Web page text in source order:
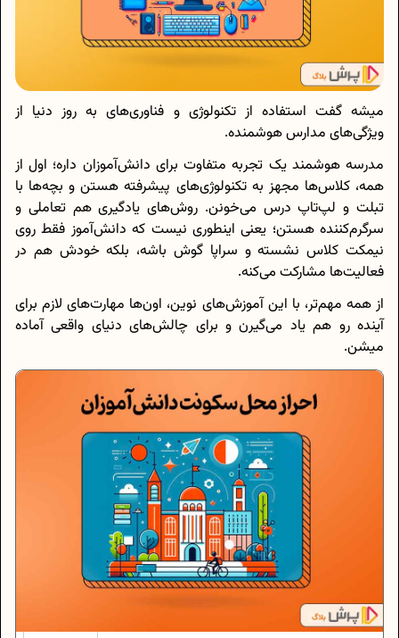
میشه گفت استفاده از تکنولوژی و فناوری‌های به روز دنیا از
ویژگی‌های مدارس هوشمنده.
مدرسه هوشمند یک تجربه متفاوت برای دانش‌آموزان داره؛ اول از
همه، کلاس‌ها مجهز به تکنولوژی‌های پیشرفته هستن و بچه‌ها با
تبلت و لپ‌تاپ درس می‌خونن. روش‌های یادگیری هم تعاملی و
سرگرم‌کننده هستن؛ یعنی اینطوری نیست که دانش‌آموز فقط روی
نیمکت کلاس نشسته و سراپا گوش باشه، بلکه خودش هم در
فعالیت‌ها مشارکت می‌کنه.
از همه مهم‌تر، با این آموزش‌های نوین، اون‌ها مهارت‌های لازم برای
آینده رو هم یاد می‌گیرن و برای چالش‌های دنیای واقعی آماده
میشن.